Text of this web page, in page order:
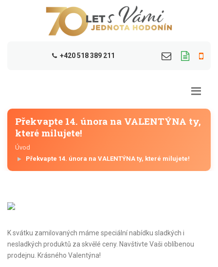
+420 518 389 211
Překvapte 14. února na VALENTÝNA ty,
které milujete!
Úvod
Překvapte 14. února na VALENTÝNA ty, které milujete!
K svátku zamilovaných máme speciální nabídku sladkých i
nesladkých produktů za skvělé ceny. Navštivte Vaši oblíbenou
prodejnu. Krásného Valentýna!